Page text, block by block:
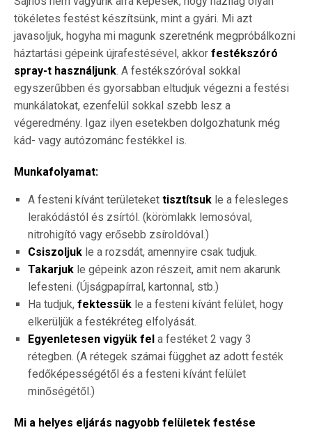
tökéletes festést készítsünk, mint a gyári. Mi azt
javasoljuk, hogyha mi magunk szeretnénk megpróbálkozni
háztartási gépeink újrafestésével, akkor festékszóró
spray-t használjunk. A festékszóróval sokkal
egyszerűbben és gyorsabban eltudjuk végezni a festési
munkálatokat, ezenfelül sokkal szebb lesz a
végeredmény. Igaz ilyen esetekben dolgozhatunk még
kád- vagy autózománc festékkel is.
Munkafolyamat:
A festeni kívánt területeket tisztítsuk le a felesleges
lerakódástól és zsírtól. (körömlakk lemosóval,
nitrohigító vagy erősebb zsíroldóval.)
Csiszoljuk le a rozsdát, amennyire csak tudjuk.
Takarjuk le gépeink azon részeit, amit nem akarunk
lefesteni. (Újságpapírral, kartonnal, stb.)
Ha tudjuk, fektessük le a festeni kívánt felület, hogy
elkerüljük a festékréteg elfolyását.
Egyenletesen vigyük fel a festéket 2 vagy 3
rétegben. (A rétegek számai függhet az adott festék
fedőképességétől és a festeni kívánt felület
minőségétől.)
Mi a helyes eljárás nagyobb felületek festése